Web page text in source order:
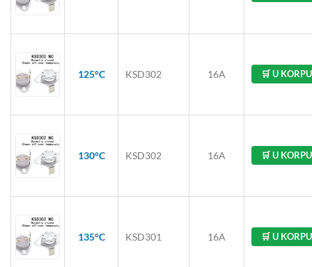
125°C KSD302 16A 🛒 U KORPU
130°C KSD302 16A 🛒 U KORPU
135°C KSD301 16A 🛒 U KORPU